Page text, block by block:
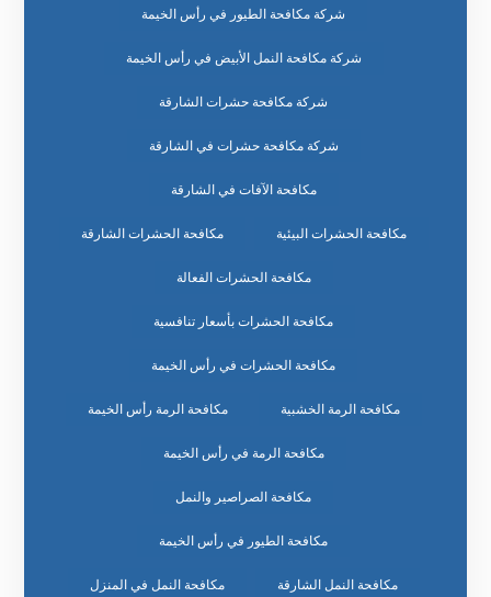
شركة مكافحة الطيور في رأس الخيمة
شركة مكافحة النمل الأبيض في رأس الخيمة
شركة مكافحة حشرات الشارقة
شركة مكافحة حشرات في الشارقة
مكافحة الآفات في الشارقة
مكافحة الحشرات البيئية مكافحة الحشرات الشارقة
مكافحة الحشرات الفعالة
مكافحة الحشرات بأسعار تنافسية
مكافحة الحشرات في رأس الخيمة
مكافحة الرمة الخشبية مكافحة الرمة رأس الخيمة
مكافحة الرمة في رأس الخيمة
مكافحة الصراصير والنمل
مكافحة الطيور في رأس الخيمة
مكافحة النمل الشارقة مكافحة النمل في المنزل